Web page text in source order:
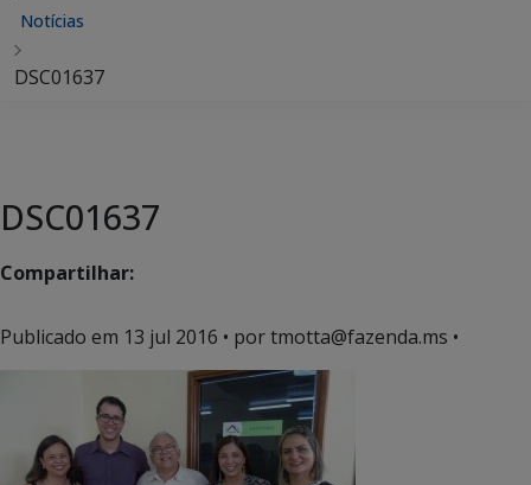
Notícias
DSC01637
DSC01637
Compartilhar:
Publicado em 13 jul 2016 • por tmotta@fazenda.ms •